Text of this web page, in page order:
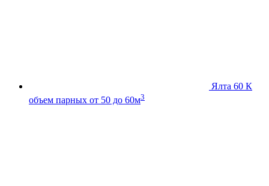
Ялта 60 К
объем парных от 50 до 60м3